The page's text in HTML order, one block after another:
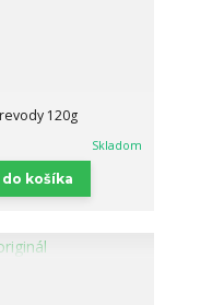
120g
Skladom
košíka